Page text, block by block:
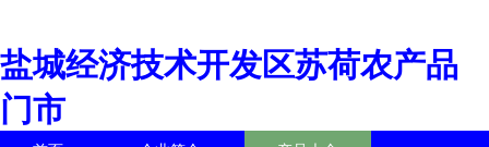
盐城经济技术开发区苏荷农产品
门市